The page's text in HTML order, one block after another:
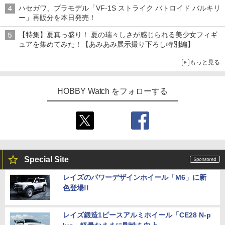
ハセガワ、プラモデル「VF-1S ストライク バトロイド バルキリ
ー」再販分を本日発売！
【特集】夏真っ盛り！ 夏の瑞々しさが感じられる美少女フィギ
ュアを集めてみた！【あみあみ展示撮り下ろし特別編】
もっと見る
HOBBY Watch をフォローする
Special Site
レイズのパワーデザインホイール「M6」に新
色登場!!
レイズ鍛造1ピースアルミホイール「CE28 N-p